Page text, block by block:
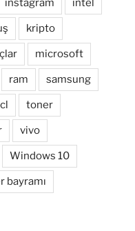
kripto
microsoft
ram samsung
toner
vivo
Windows 10
bayramı